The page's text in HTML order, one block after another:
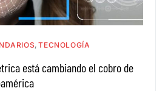
TECNOLOGÍA
está cambiando el cobro de